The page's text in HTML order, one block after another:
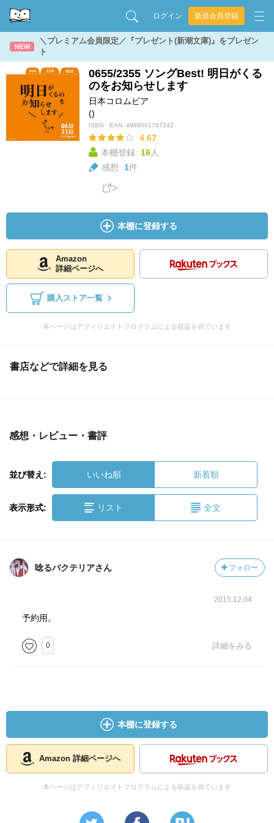
ログイン 新規会員登録
NEW
＼プレミアム会員限定／『プレゼント(新潮文庫)』をプレゼン
ト
0655/2355 ソングBest! 明日がくる
のをお知らせします
日本コロムビア
()
ISBN・EAN: 4988001787242
4.67
本棚登録: 16人
感想: 1件
本棚に登録する
Amazon
詳細ページへ
購入ストア一覧
本ページはアフィリエイトプログラムによる収益を得ています
書店などで詳細を見る
感想・レビュー・書評
並び替え: いいね順 新着順
表示形式: リスト 全文
唸るバクテリアさん フォロー
2015.12.04
予約用。
0 詳細をみる
本棚に登録する
Amazon 詳細ページへ
本ページはアフィリエイトプログラムによる収益を得ています